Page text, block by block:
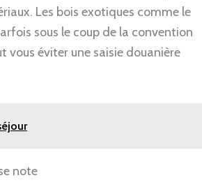
Les bois exotiques comme le
sous le coup de la convention
vous éviter une saisie douanière
note